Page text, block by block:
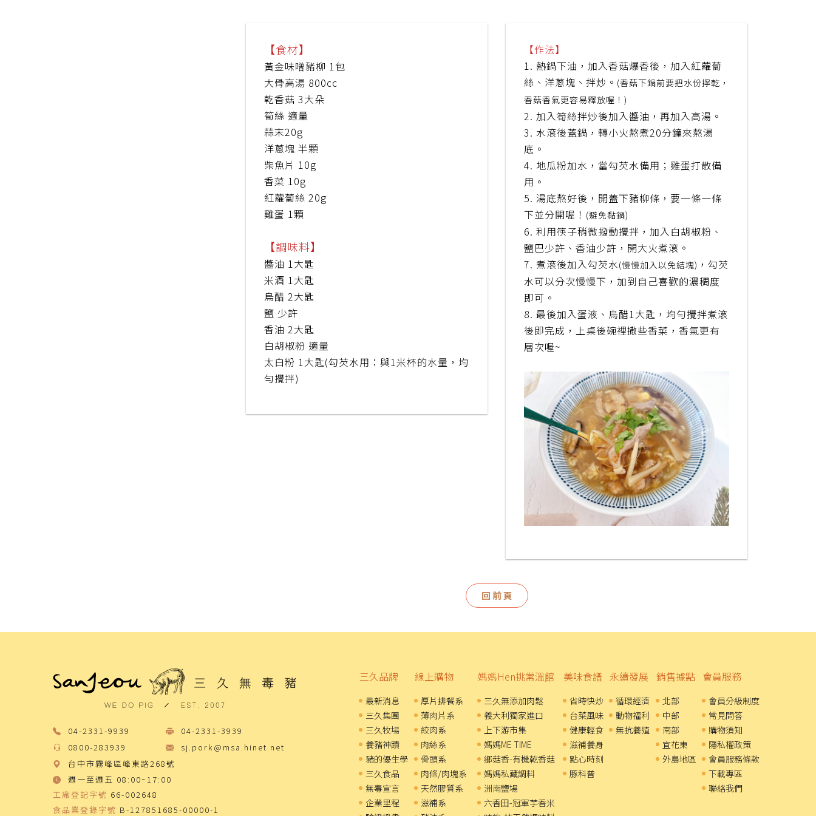
【食材】
黃金味噌豬柳 1包
大骨高湯 800cc
乾香菇 3大朵
筍絲 適量
蒜末20g
洋蔥塊 半顆
柴魚片 10g
香菜 10g
紅蘿蔔絲 20g
雞蛋 1顆
【調味料】
醬油 1大匙
米酒 1大匙
烏醋 2大匙
鹽 少許
香油 2大匙
白胡椒粉 適量
太白粉 1大匙(勾芡水用：與1米杯的水量，均
勻攪拌)
【作法】
1. 熱鍋下油，加入香菇爆香後，加入紅蘿蔔
絲、洋蔥塊、拌炒。 (香菇下鍋前要把水份擰乾，
香菇香氣更容易釋放喔！)
2. 加入筍絲拌炒後加入醬油，再加入高湯。
3. 水滾後蓋鍋，轉小火熬煮20分鐘來熬湯
底。
4. 地瓜粉加水，當勾芡水備用；雞蛋打散備
用。
5. 湯底熬好後，開蓋下豬柳條，要一條一條
下並分開喔！ (避免黏鍋)
6. 利用筷子稍微撥動攪拌，加入白胡椒粉、
鹽巴少許、香油少許，開大火煮滾。
7. 煮滾後加入勾芡水(慢慢加入以免結塊) ，勾芡
水可以分次慢慢下，加到自己喜歡的濃稠度
即可。
8. 最後加入蛋液、烏醋1大匙，均勻攪拌煮滾
後即完成，上桌後碗裡撒些香菜，香氣更有
層次喔~
回前頁
04-2331-9939
04-2331-3939
0800-283939
sj.pork@msa.hinet.net
台中市霧峰區峰東路268號
週一至週五 08:00~17:00
工廠登記字號 66-002648
食品業登錄字號 B-127851685-00000-1
三久品牌
最新消息
三久集團
三久牧場
養豬神蹟
豬的優生學
三久食品
無毒宣言
企業里程
線上購物
厚片排餐系
薄肉片系
絞肉系
肉絲系
骨頭系
肉條/肉塊系
天然膠質系
滋補系
媽媽Hen挑常溫館
三久無添加肉鬆
義大利獨家進口
上下游市集
媽媽ME TIME
鄉菇香-有機乾香菇
媽媽私藏調料
洲南鹽場
六香田-冠軍芋香米
美味食譜
省時快炒
台菜風味
健康輕食
滋補養身
點心時刻
豚科普
永續發展
循環經濟
動物福利
無抗養殖
銷售據點
北部
中部
南部
宜花東
外島地區
會員服務
會員分級制度
常見問答
購物須知
隱私權政策
會員服務條款
下載專區
聯絡我們